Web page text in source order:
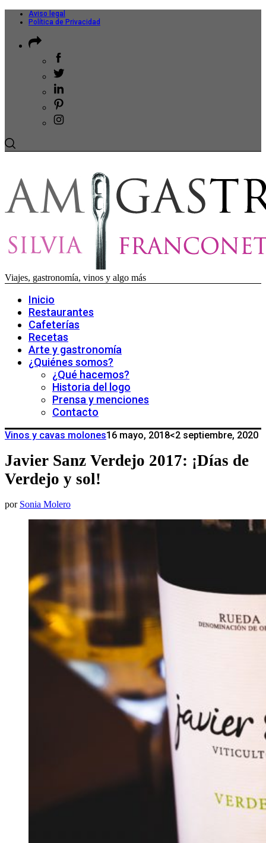
Aviso legal
Política de Privacidad
Viajes, gastronomía, vinos y algo más
Inicio
Restaurantes
Cafeterías
Recetas
Arte y gastronomía
¿Quiénes somos?
¿Qué hacemos?
Historia del logo
Prensa y menciones
Contacto
Vinos y cavas molones16 mayo, 2018<2 septiembre, 2020
Javier Sanz Verdejo 2017: ¡Días de
Verdejo y sol!
por Sonia Molero